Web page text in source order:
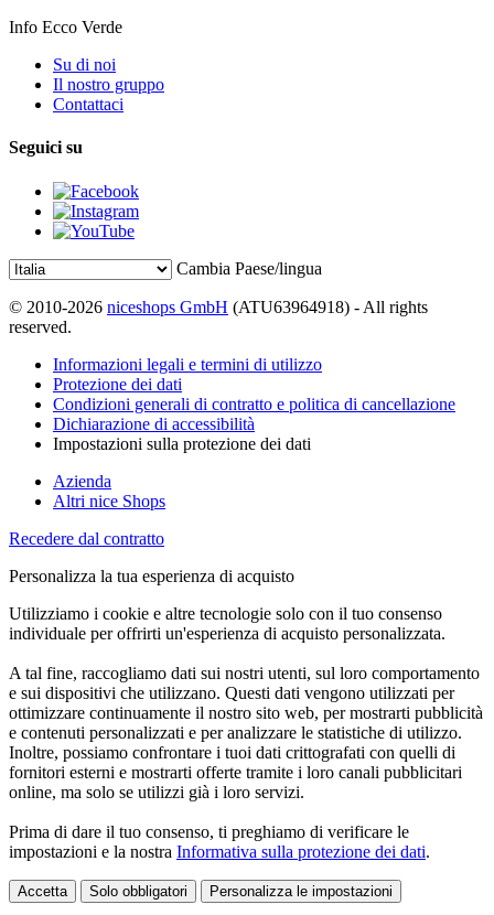
Info Ecco Verde
Su di noi
Il nostro gruppo
Contattaci
Seguici su
Cambia Paese/lingua
© 2010-2026 niceshops GmbH (ATU63964918) - All rights
reserved.
Informazioni legali e termini di utilizzo
Protezione dei dati
Condizioni generali di contratto e politica di cancellazione
Dichiarazione di accessibilità
Impostazioni sulla protezione dei dati
Azienda
Altri nice Shops
Recedere dal contratto
Personalizza la tua esperienza di acquisto
Utilizziamo i cookie e altre tecnologie solo con il tuo consenso
individuale per offrirti un'esperienza di acquisto personalizzata.
A tal fine, raccogliamo dati sui nostri utenti, sul loro comportamento
e sui dispositivi che utilizzano. Questi dati vengono utilizzati per
ottimizzare continuamente il nostro sito web, per mostrarti pubblicità
e contenuti personalizzati e per analizzare le statistiche di utilizzo.
Inoltre, possiamo confrontare i tuoi dati crittografati con quelli di
fornitori esterni e mostrarti offerte tramite i loro canali pubblicitari
online, ma solo se utilizzi già i loro servizi.
Prima di dare il tuo consenso, ti preghiamo di verificare le
impostazioni e la nostra Informativa sulla protezione dei dati.
Accetta Solo obbligatori Personalizza le impostazioni